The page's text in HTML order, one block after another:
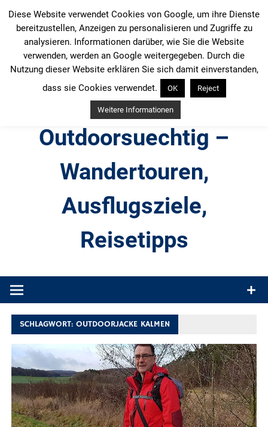
Inhalt
springen
Outdoorsuechtig –
Wandertouren,
Ausflugsziele,
Reisetipps
Produkttests und Buchrezensionen. Ein Blog für alle, die gern
SCHLAGWORT:OUTDOORJACKE KALMEN
Diese Website verwendet Cookies von Google, um ihre Dienste
bereitzustellen, Anzeigen zu personalisieren und Zugriffe zu
analysieren. Informationen darüber, wie Sie die Website
verwenden, werden an Google weitergegeben. Durch die
Nutzung dieser Website erklären Sie sich damit einverstanden,
dass sie Cookies verwendet.
OK Reject
Weitere Informationen